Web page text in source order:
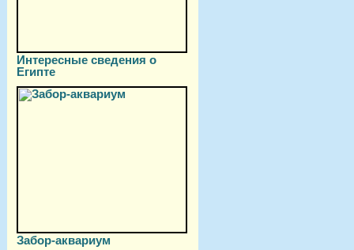
Интересные сведения о
Египте
Забор-аквариум